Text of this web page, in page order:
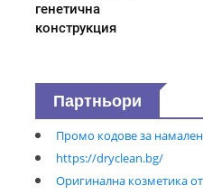
генетична
конструкция
Партньори
Промо кодове за
https://dryclean.bg/
Оригинална козметика